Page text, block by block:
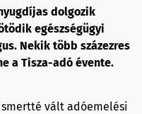
dolgozik
egészségügyi
Nekik több százezres
a Tisza-adó évente.
vált adóemelési